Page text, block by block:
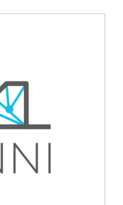
(FMD)
Hertz